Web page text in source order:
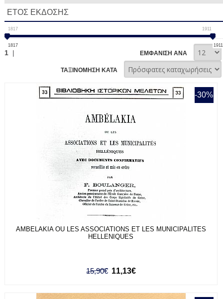
ΕΤΟΣ ΕΚΔΟΣΗΣ
1817 1911
1817 1911
1| ΕΜΦΑΝΙΣΗ ΑΝΑ
ΤΑΞΙΝΟΜΗΣΗ ΚΑΤΑ
-30%
AMBELAKIA OU LES ASSOCIATIONS ET LES MUNICIPALITES
HELLENIQUES
15,90€ 11,13€